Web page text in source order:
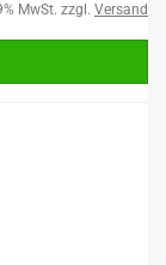
MwSt. zzgl. Versand